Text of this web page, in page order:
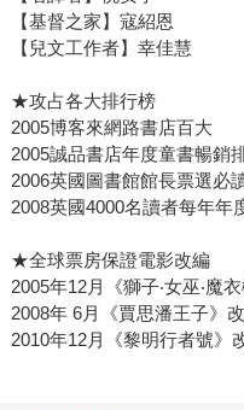
【基督之家】寇紹恩
【兒文工作者】幸佳慧
★攻占各大排行榜
2005博客來網路書店百大
2005誠品書店年度童書暢銷
2006英國圖書館館長票選必
2008英國4000名讀者每年年
★全球票房保證電影改編
2005年12月《獅子‧女巫‧魔
2008年 6月《賈思潘王子》
2010年12月《黎明行者號》